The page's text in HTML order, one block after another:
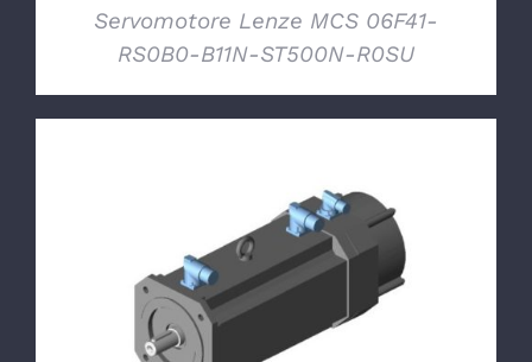
Servomotore Lenze MCS 06F41-
RS0B0-B11N-ST500N-R0SU
DETTAGLI